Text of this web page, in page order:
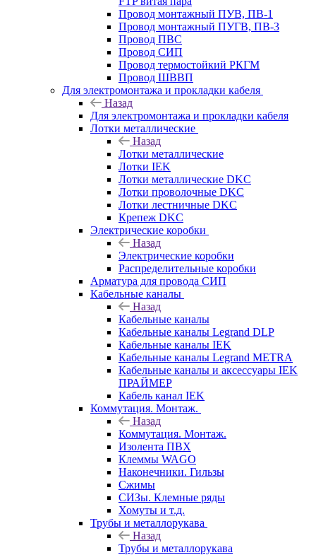
Провод монтажный ПУВ, ПВ-1
Провод монтажный ПУГВ, ПВ-3
Провод ПВС
Провод СИП
Провод термостойкий РКГМ
Провод ШВВП
Для электромонтажа и прокладки кабеля
Назад
Для электромонтажа и прокладки кабеля
Лотки металлические
Назад
Лотки металлические
Лотки IEK
Лотки металлические DKC
Лотки проволочные DKC
Лотки лестничные DKC
Крепеж DKC
Электрические коробки
Назад
Электрические коробки
Распределительные коробки
Арматура для провода СИП
Кабельные каналы
Назад
Кабельные каналы
Кабельные каналы Legrand DLP
Кабельные каналы IEK
Кабельные каналы Legrand METRA
Кабельные каналы и аксессуары IEK
ПРАЙМЕР
Кабель канал IEK
Коммутация. Монтаж.
Назад
Коммутация. Монтаж.
Изолента ПВХ
Клеммы WAGO
Наконечники. Гильзы
Сжимы
СИЗы. Клемные ряды
Хомуты и т.д.
Трубы и металлорукава
Назад
Трубы и металлорукава